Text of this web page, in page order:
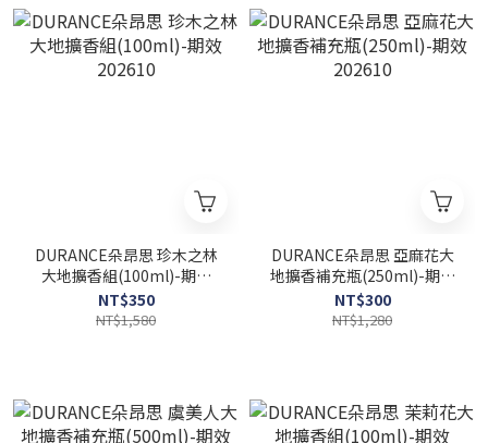
DURANCE朵昂思 珍木之林
大地擴香組(100ml)-期效
202610
NT$350
NT$1,580
DURANCE朵昂思 亞麻花大
地擴香補充瓶(250ml)-期效
202610
NT$300
NT$1,280